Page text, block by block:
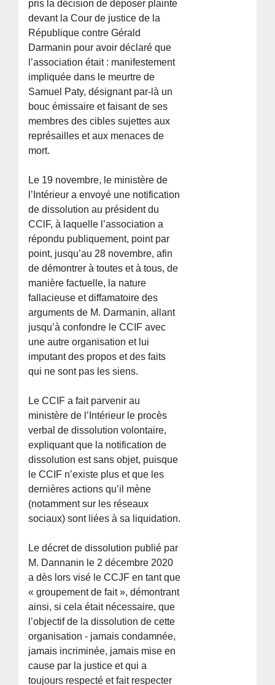
pris la décision de déposer plainte
devant la Cour de justice de la
République contre Gérald
Darmanin pour avoir déclaré que
l’association était : manifestement
impliquée dans le meurtre de
Samuel Paty, désignant par-là un
bouc­ émissaire et faisant de ses
membres des cibles sujettes aux
représailles et aux menaces de
mort.
Le 19 novembre, le ministère de
l’Intérieur a envoyé une notification
de dissolution au président du
CClF, à laquelle l’association a
répondu publiquement, point par
point, jusqu’au 28 novembre, afin
de démontrer à toutes et à tous, de
manière factuelle, la nature
fallacieuse et diffamatoire des
arguments de M. Darmanin, allant
jusqu’à confondre le CCIF avec
une autre organisation et lui
imputant des propos et des faits
qui ne sont pas les siens.
Le CCIF a fait parvenir au
ministère de l’Intérieur le procès
verbal de dissolution volontaire,
expliquant que la notification de
dissolution est sans objet, puisque
le CCIF n’existe plus et que les
dernières actions qu’il mène
(notamment sur les réseaux
sociaux) sont liées à sa liquidation.
Le décret de dissolution publié par
M. Dannanin le 2 décembre 2020
a dès lors visé le CCJF en tant que
« groupement de fait », démontrant
ainsi, si cela était nécessaire, que
l’objectif de la dissolution de cette
organisation - jamais condamnée,
jamais incriminée, jamais mise en
cause par la justice et qui a
toujours respecté et fait respecter